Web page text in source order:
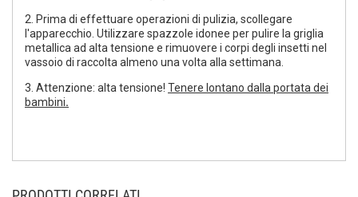
2. Prima di effettuare operazioni di pulizia, scollegare
l'apparecchio. Utilizzare spazzole idonee per pulire la griglia
metallica ad alta tensione e rimuovere i corpi degli insetti nel
vassoio di raccolta almeno una volta alla settimana.
3. Attenzione: alta tensione! Tenere lontano dalla portata dei
bambini.